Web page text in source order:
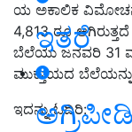
ಇತರೆ
ಯ ಅಕಾಲಿಕ
4,813 ರೂ
ಬೆಲೆಯು ಜನವರಿ 31
ಮುಕ್ತಾಯದ
ಇದನ್ನು ಓದಿರಿ: